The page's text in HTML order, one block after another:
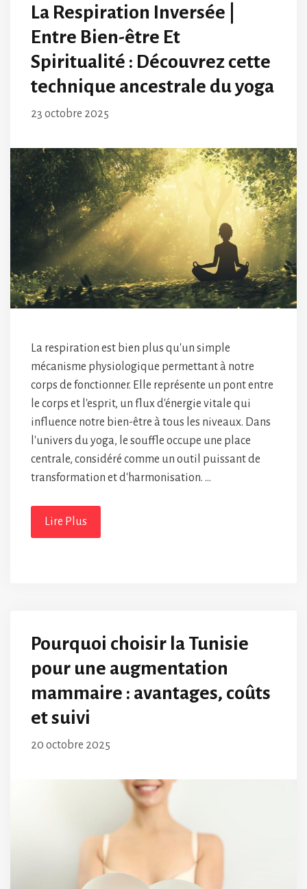
La Respiration Inversée |
Entre Bien-être Et
Spiritualité : Découvrez cette
technique ancestrale du yoga
23 octobre 2025
La respiration est bien plus qu'un simple
mécanisme physiologique permettant à notre
corps de fonctionner. Elle représente un pont entre
le corps et l'esprit, un flux d'énergie vitale qui
influence notre bien-être à tous les niveaux. Dans
l'univers du yoga, le souffle occupe une place
centrale, considéré comme un outil puissant de
transformation et d'harmonisation. …
Lire Plus
Pourquoi choisir la Tunisie
pour une augmentation
mammaire : avantages, coûts
et suivi
20 octobre 2025